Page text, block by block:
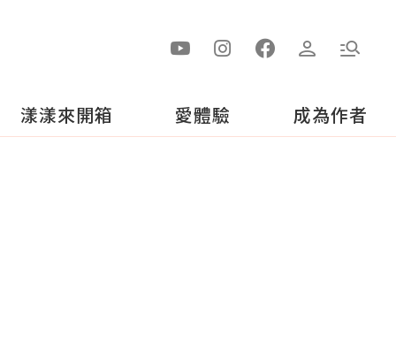
漾漾來開箱 愛體驗 成為作者